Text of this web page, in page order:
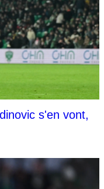
s'en vont,